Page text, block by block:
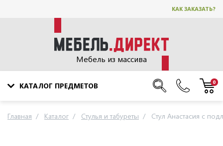
КАК ЗАКАЗАТЬ?
Мебель из массива
КАТАЛОГ ПРЕДМЕТОВ 0
Главная Каталог Стулья и табуреты Стул Анастасия с